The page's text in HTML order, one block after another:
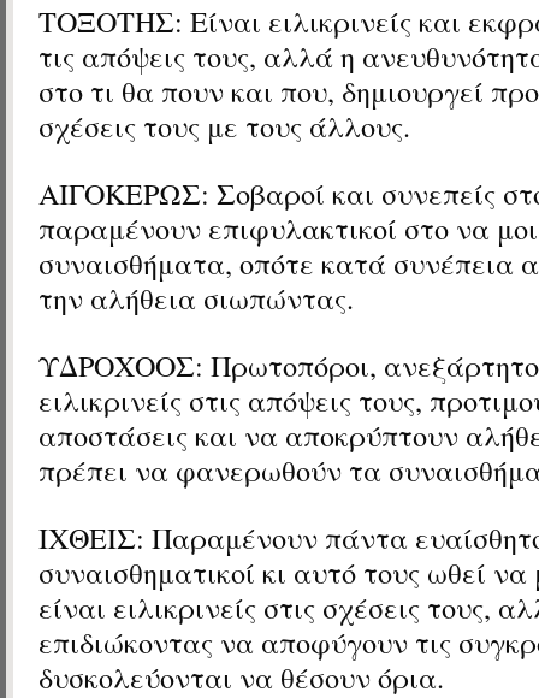
ΤΟΞΟΤΗΣ: Είναι ειλικρινείς και
τις απόψεις τους, αλλά η
στο τι θα πουν και που, δημιουργεί
σχέσεις τους με τους άλλους.
ΑΙΓΟΚΕΡΩΣ: Σοβαροί και συνεπείς
παραμένουν επιφυλακτικοί στο να
συναισθήματα, οπότε κατά συνέπεια
την αλήθεια σιωπώντας.
ΥΔΡΟΧΟΟΣ: Πρωτοπόροι,
ειλικρινείς στις απόψεις τους,
αποστάσεις και να αποκρύπτουν
πρέπει να φανερωθούν τα
ΙΧΘΕΙΣ: Παραμένουν πάντα
συναισθηματικοί κι αυτό τους ωθεί
είναι ειλικρινείς στις σχέσεις τους,
επιδιώκοντας να αποφύγουν τις
δυσκολεύονται να θέσουν όρια.